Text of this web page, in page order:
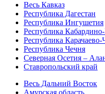
Весь Кавказ
Республика Дагестан
Республика Ингушетия
Республика
Республика Карачаево-
Республика Чечня
Северная Осетия –
Ставропольский край
Весь Дальний Восток
Амурская область